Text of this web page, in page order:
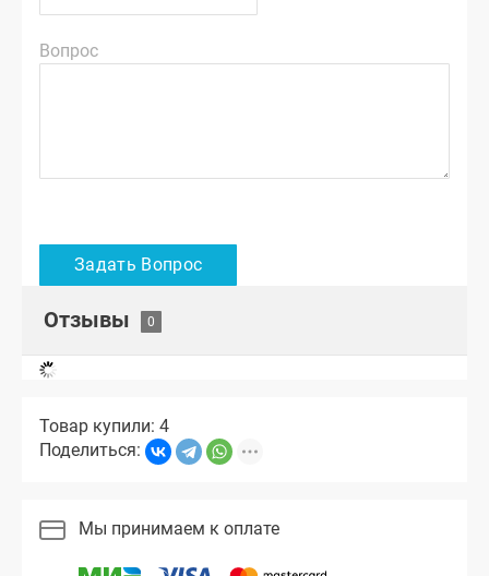
Вопрос
Отзывы
Товар купили: 4
Поделиться:
Мы принимаем к оплате